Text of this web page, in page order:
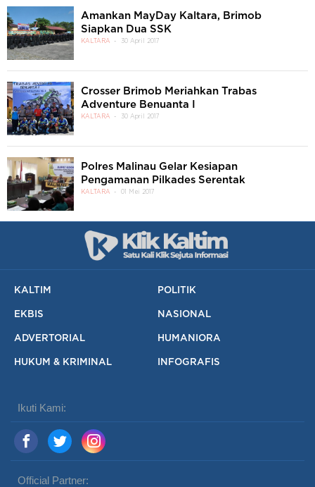
Amankan MayDay Kaltara, Brimob
Siapkan Dua SSK
KALTARA 30 April 2017
Crosser Brimob Meriahkan Trabas
Adventure Benuanta I
KALTARA 30 April 2017
Polres Malinau Gelar Kesiapan
Pengamanan Pilkades Serentak
KALTARA 01 Mei 2017
KALTIM POLITIK
EKBIS NASIONAL
ADVERTORIAL HUMANIORA
HUKUM & KRIMINAL INFOGRAFIS
Ikuti Kami:
Official Partner: